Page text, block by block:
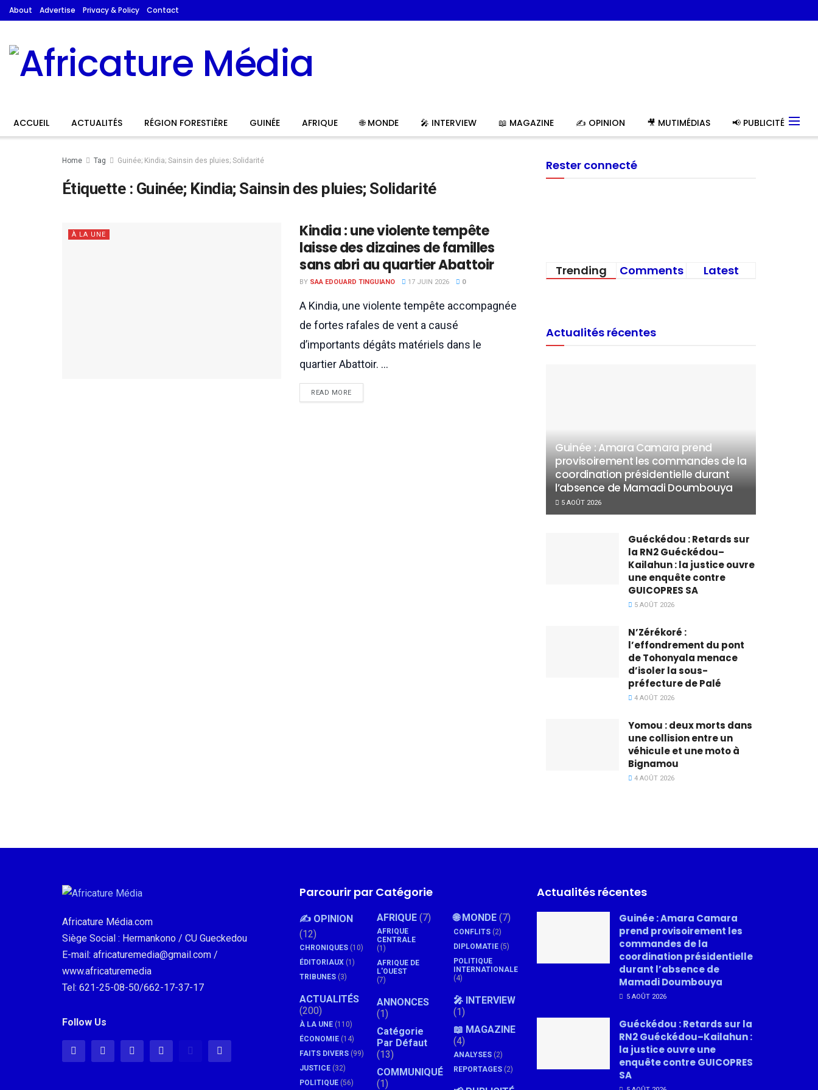
About Advertise Privacy & Policy Contact
ACCUEIL ACTUALITÉS RÉGION FORESTIÈRE GUINÉE AFRIQUE 🌐 MONDE 🎤 INTERVIEW 📖 MAGAZINE ✍️ OPINION 🎥 MUTIMÉDIAS 📢 PUBLICITÉ
Home Tag Guinée; Kindia; Sainsin des pluies; Solidarité
Étiquette : Guinée; Kindia; Sainsin des pluies; Solidarité
À LA UNE
Kindia : une violente tempête
laisse des dizaines de familles
sans abri au quartier Abattoir
BY SAA EDOUARD TINGUIANO 17 JUIN 2026 0
A Kindia, une violente tempête accompagnée
de fortes rafales de vent a causé
d’importants dégâts matériels dans le
quartier Abattoir. ...
READ MORE
Rester connecté
Trending Comments Latest
Actualités récentes
Guinée : Amara Camara prend
provisoirement les commandes de la
coordination présidentielle durant
l’absence de Mamadi Doumbouya
5 AOÛT 2026
Guéckédou : Retards sur
la RN2 Guéckédou–
Kailahun : la justice ouvre
une enquête contre
GUICOPRES SA
5 AOÛT 2026
N’Zérékoré :
l’effondrement du pont
de Tohonyala menace
d’isoler la sous-
préfecture de Palé
4 AOÛT 2026
Yomou : deux morts dans
une collision entre un
véhicule et une moto à
Bignamou
4 AOÛT 2026
Africature Média.com
Siège Social : Hermankono / CU Gueckedou
E-mail: africaturemedia@gmail.com /
www.africaturemedia
Tel: 621-25-08-50/662-17-37-17
Follow Us
Parcourir par Catégorie
✍️ OPINION
(12)
CHRONIQUES (10)
ÉDITORIAUX (1)
TRIBUNES (3)
ACTUALITÉS
(200)
À LA UNE (110)
ÉCONOMIE (14)
FAITS DIVERS (99)
JUSTICE (32)
POLITIQUE (56)
AFRIQUE(7)
AFRIQUE
CENTRALE
(1)
AFRIQUE DE
L'OUEST
(7)
ANNONCES
(1)
Catégorie
Par Défaut
(13)
COMMUNIQUÉ
(1)
🌐 MONDE (7)
CONFLITS (2)
DIPLOMATIE (5)
POLITIQUE
INTERNATIONALE
(4)
🎤 INTERVIEW
(1)
📖 MAGAZINE
(4)
ANALYSES (2)
REPORTAGES (2)
Actualités récentes
Guinée : Amara Camara
prend provisoirement les
commandes de la
coordination présidentielle
durant l’absence de
Mamadi Doumbouya
5 AOÛT 2026
Guéckédou : Retards sur la
RN2 Guéckédou–Kailahun :
la justice ouvre une
enquête contre GUICOPRES
SA